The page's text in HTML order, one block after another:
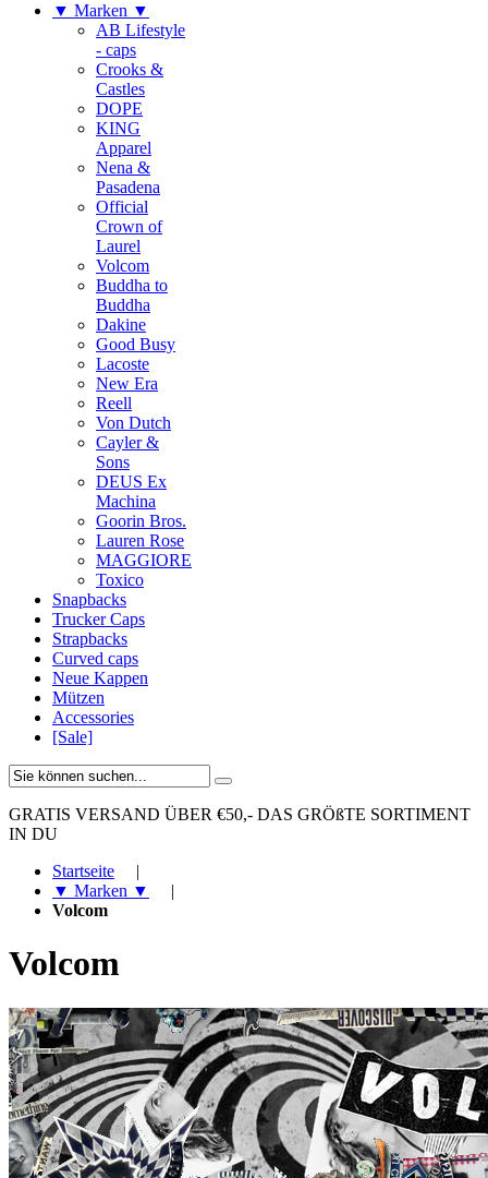
▼ Marken ▼
AB Lifestyle
- caps
Crooks &
Castles
DOPE
KING
Apparel
Nena &
Pasadena
Official
Crown of
Laurel
Volcom
Buddha to
Buddha
Dakine
Good Busy
Lacoste
New Era
Reell
Von Dutch
Cayler &
Sons
DEUS Ex
Machina
Goorin Bros.
Lauren Rose
MAGGIORE
Toxico
Snapbacks
Trucker Caps
Strapbacks
Curved caps
Neue Kappen
Mützen
Accessories
[Sale]
GRATIS VERSAND ÜBER €50,- DAS GRÖßTE SORTIMENT
IN DU
Startseite
|
▼ Marken ▼
|
Volcom
Volcom